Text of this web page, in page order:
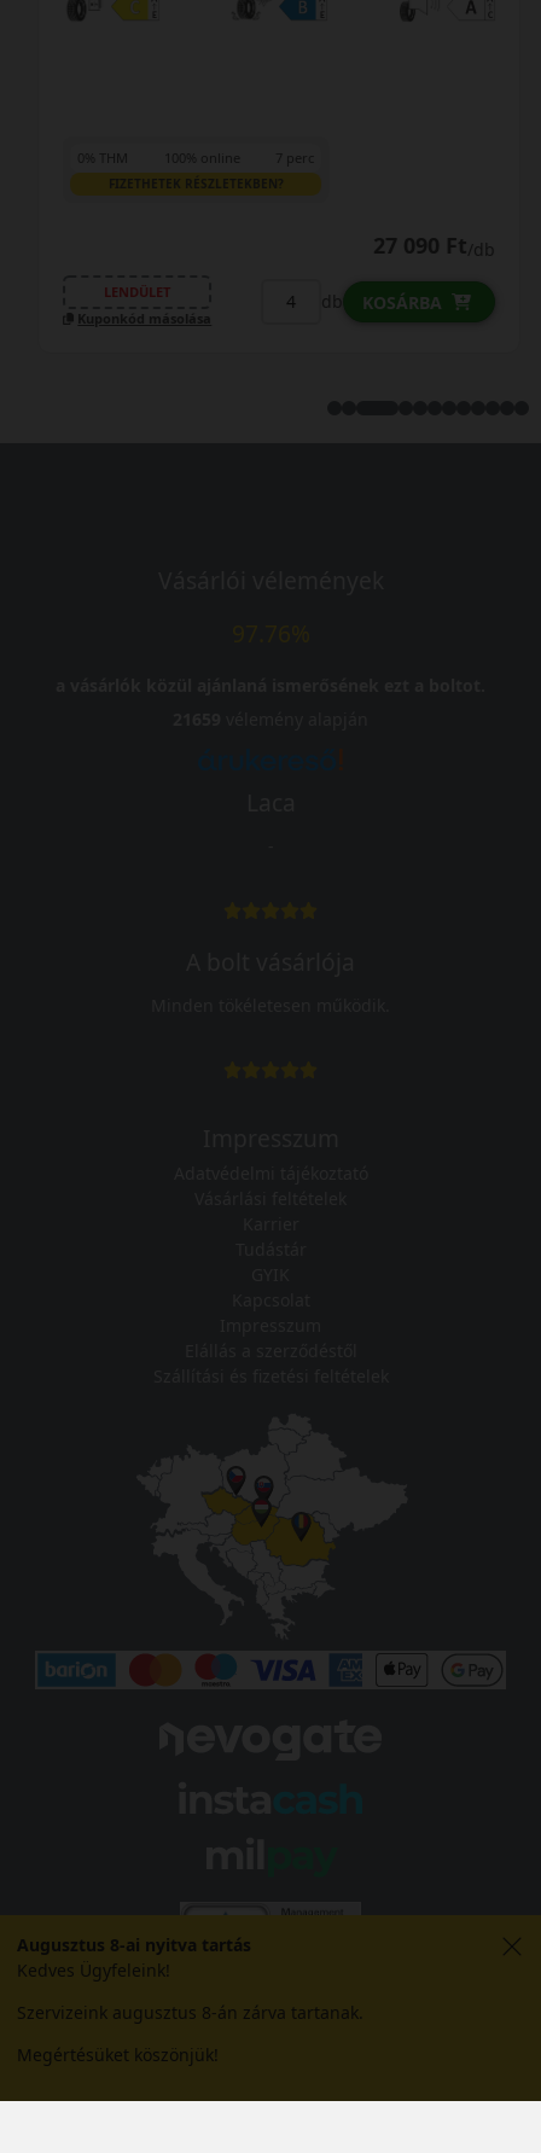
0% THM 100% online 7 perc
FIZETHETEK RÉSZLETEKBEN?
27 090 Ft/db
LENDÜLET
Kuponkód másolása
db KOSÁRBA
Augusztus 8-ai nyitva tartás
Kedves Ügyfeleink!
Szervizeink augusztus 8-án zárva tartanak.
Megértésüket köszönjük!